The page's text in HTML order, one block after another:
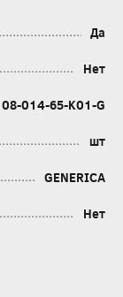
Да
Нет
014-65-K01-G
шт
GENERICA
Нет